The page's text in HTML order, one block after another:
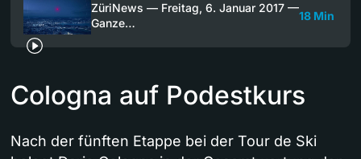
ZüriNews — Freitag, 6. Januar 2017 —
Ganze…
18 Min
Cologna auf Podestkurs
Nach der fünften Etappe bei der Tour de Ski